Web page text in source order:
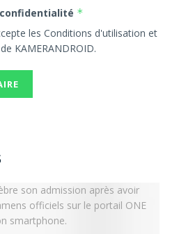
*
les Conditions d'utilisation et
de KAMERANDROID.